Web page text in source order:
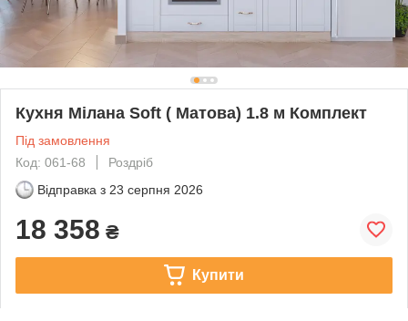
Кухня Мілана Soft ( Матова) 1.8 м Комплект
Під замовлення
Код: 061-68
Роздріб
Відправка з 23 серпня 2026
18 358 ₴
Купити